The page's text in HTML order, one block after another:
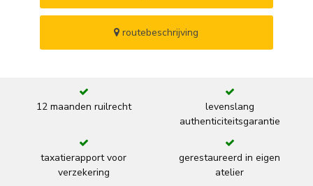
routebeschrijving
12 maanden ruilrecht
levenslang
authenticiteitsgarantie
taxatierapport voor
verzekering
gerestaureerd in eigen
atelier